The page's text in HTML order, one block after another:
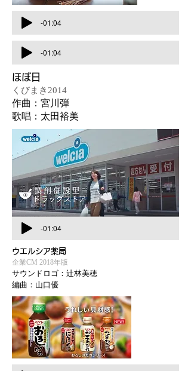
-01:04
-01:04
ほぼ日
くびまき2014
作曲：宮川弾
​歌唱：太田裕美
-01:04
ウエルシア薬局
企業CM 2018年版
サウンドロゴ：辻林美穂
編曲：山口優